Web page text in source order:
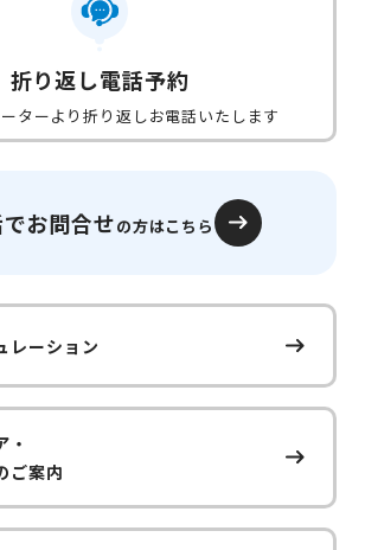
折り返し電話予約
ターより折り返しお電話いたします
お問合せの方はこちら
レーション
・
ご案内